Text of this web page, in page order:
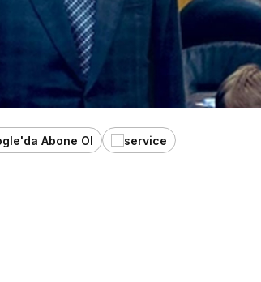
Abone Ol